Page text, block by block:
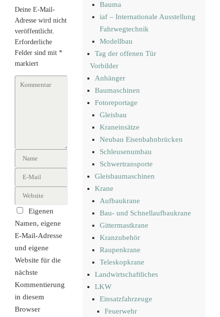
Deine E-Mail-
Adresse wird nicht
veröffentlicht.
Erforderliche
Felder sind mit *
markiert
Eigenen
Namen, eigene
E-Mail-Adresse
und eigene
Website für die
nächste
Kommentierung
in diesem
Browser
Bauma
iaf – Internationale Ausstellung
Fahrwegtechnik
Modellbau
Tag der offenen Tür
Vorbilder
Anhänger
Baumaschinen
Fotoreportage
Gleisbau
Kraneinsätze
Neubau Eisenbahnbrücken
Schleusenumbau
Schwertransporte
Gleisbaumaschinen
Krane
Aufbaukrane
Bau- und Schnellaufbaukrane
Gittermastkrane
Kranzubehör
Raupenkrane
Teleskopkrane
Landwirtschaftliches
LKW
Einsatzfahrzeuge
Feuerwehr